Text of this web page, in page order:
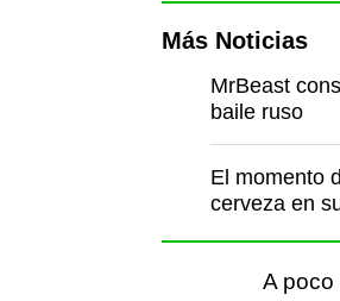
Más Noticias
MrBeast
baile ruso
El momento
cerveza en
A poco